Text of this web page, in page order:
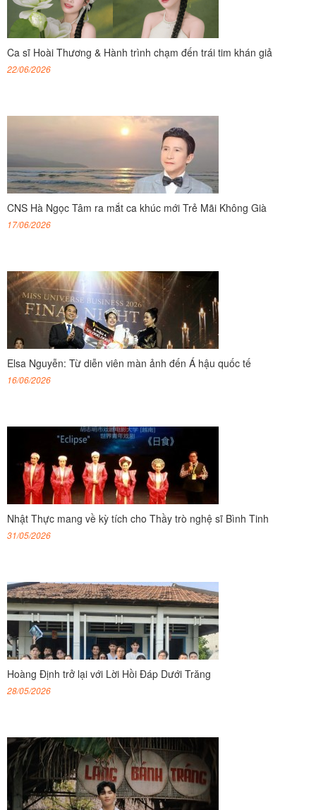
Ca sĩ Hoài Thương & Hành trình chạm đến trái tim khán giả
22/06/2026
CNS Hà Ngọc Tâm ra mắt ca khúc mới Trẻ Mãi Không Già
17/06/2026
Elsa Nguyễn: Từ diễn viên màn ảnh đến Á hậu quốc tế
16/06/2026
Nhật Thực mang về kỳ tích cho Thầy trò nghệ sĩ Bình Tinh
31/05/2026
Hoàng Định trở lại với Lời Hồi Đáp Dưới Trăng
28/05/2026